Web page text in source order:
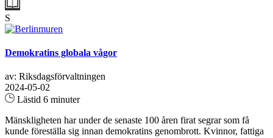
S
Demokratins globala vågor
av: Riksdagsförvaltningen
2024-05-02
Lästid 6 minuter
Mänskligheten har under de senaste 100 åren firat segrar som få
kunde föreställa sig innan demokratins genombrott. Kvinnor, fattiga